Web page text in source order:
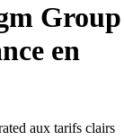
Group
en
aux tarifs clairs